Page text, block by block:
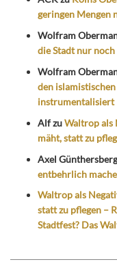
geringen Mengen
Wolfram
die Stadt nur
Wolfram
den
instrumentalisiert
AlfzuWaltrop als
mäht, statt zu
Axel
entbehrlich
Waltrop als
statt zu pflegen –
Stadtfest? Das